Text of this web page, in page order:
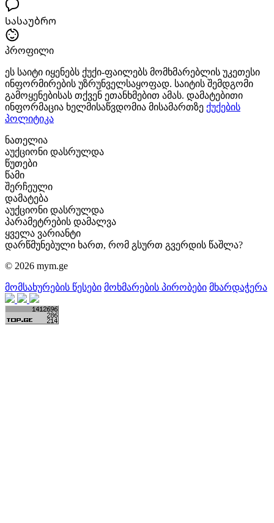
Სასაუბრო
პროფილი
ეს საიტი იყენებს ქუქი-ფაილებს მომხმარებლის უკეთესი
ინფორმირების უზრუნველსაყოფად. საიტის შემდგომი
გამოყენებისას თქვენ ეთანხმებით ამას. დამატებითი
ინფორმაცია ხელმისაწვდომია მისამართზე ქუქების
პოლიტიკა
ნათელია
აუქციონი დასრულდა
წუთები
წამი
შერჩეული
დამატება
აუქციონი დასრულდა
პარამეტრების დამალვა
ყველა ვარიანტი
დარწმუნებული ხართ, რომ გსურთ გვერდის წაშლა?
© 2026 mym.ge
მომსახურების წესები მოხმარების პირობები მხარდაჭერა